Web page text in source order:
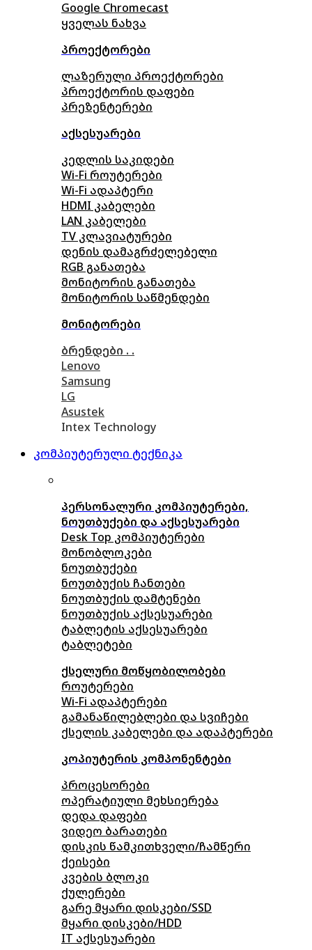
Google Chromecast
ყველას ნახვა
პროექტორები
ლაზერული პროექტორები
პროექტორის დაფები
პრეზენტერები
აქსესუარები
კედლის საკიდები
Wi-Fi როუტერები
Wi-Fi ადაპტერი
HDMI კაბელები
LAN კაბელები
TV კლავიატურები
დენის დამაგრძელებელი
RGB განათება
მონიტორის განათება
მონიტორის საწმენდები
მონიტორები
ბრენდები . .
Lenovo
Samsung
LG
Asustek
Intex Technology
კომპიუტერული ტექნიკა
პერსონალური კომპიუტერები,
ნოუთბუქები და აქსესუარები
Desk Top კომპიუტერები
მონობლოკები
ნოუთბუქები
ნოუთბუქის ჩანთები
ნოუთბუქის დამტენები
ნოუთბუქის აქსესუარები
ტაბლეტის აქსესუარები
ტაბლეტები
ქსელური მოწყობილობები
როუტერები
Wi-Fi ადაპტერები
გამანაწილებლები და სვიჩები
ქსელის კაბელები და ადაპტერები
კოპიუტერის კომპონენტები
პროცესორები
ოპერატიული მეხსიერება
დედა დაფები
ვიდეო ბარათები
დისკის წამკითხველი/ჩამწერი
ქეისები
კვების ბლოკი
ქულერები
გარე მყარი დისკები/SSD
მყარი დისკები/HDD
IT აქსესუარები